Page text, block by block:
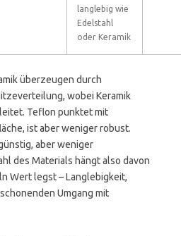
langlebig wie
Edelstahl
oder Keramik
überzeugen durch
wobei Keramik
Teflon punktet mit
ist aber weniger robust.
aber weniger
des Materials hängt also davon
Wert legst – Langlebigkeit,
Umgang mit